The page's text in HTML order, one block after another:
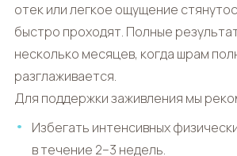
отек или легкое ощущение
быстро проходят. Полные
несколько месяцев, когда шрам
разглаживается.
Для поддержки заживления мы
Избегать интенсивных
в течение 2–3 недель.